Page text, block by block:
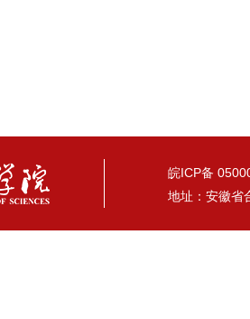
皖ICP备
地址：安徽省